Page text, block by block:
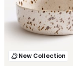
New Collection